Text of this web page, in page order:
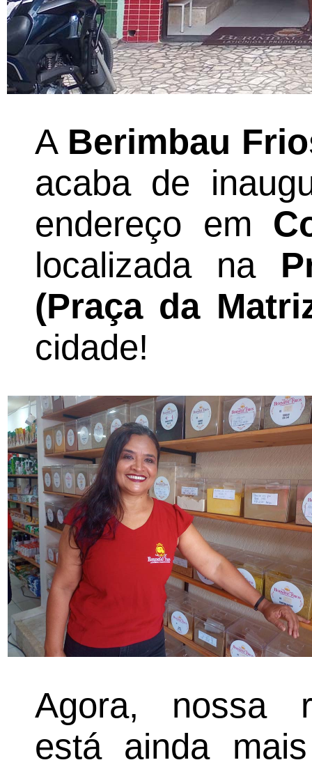
A Berimbau
acaba de
endereço em
localizada na
(Praça da
cidade!
Agora, nossa
está ainda